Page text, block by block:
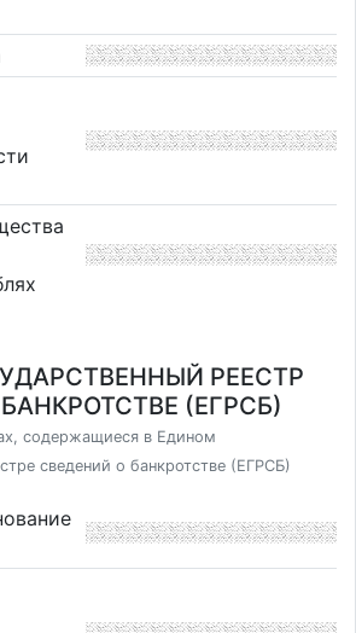
РЕЕСТР
(ЕГРСБ)
содержащиеся в Едином
сведений о банкротстве (ЕГРСБ)